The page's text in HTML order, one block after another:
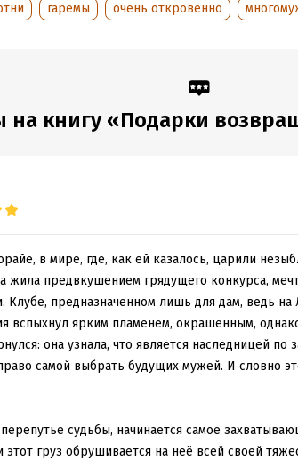
2025
гаремы очень откровенно
на книгу «Подарки
в мире, где, как ей казалось, царили
жила предвкушением грядущего конкурса,
Клубе, предназначенном лишь для дам, ведь на
вспыхнул ярким пламенем, окрашенным,
она узнала, что является наследницей
самой выбрать будущих мужей. И словно
судьбы, начинается самое
этот груз обрушивается на неё всей своей